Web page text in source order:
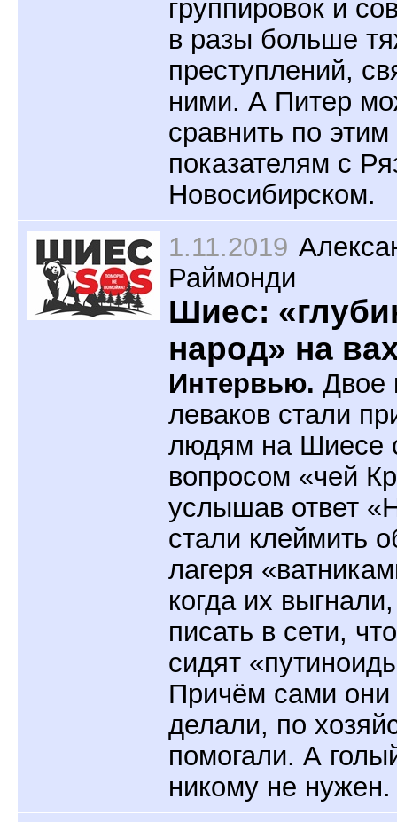
группировок и
в разы больше
преступлений,
ними. А Питер
сравнить по этим
показателям с
Новосибирском.
1.11.2019
Раймонди
Шиес:
народ» на
Интервью. Двое
леваков стали
людям на Шиесе
вопросом «чей
услышав ответ
стали клеймить
лагеря
когда их
писать в сети,
сидят
Причём сами они
делали, по
помогали. А
никому не нужен.